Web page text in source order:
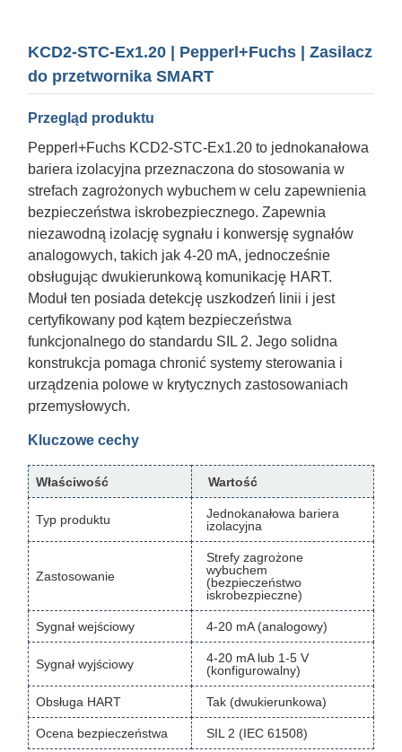
KCD2-STC-Ex1.20 | Pepperl+Fuchs | Zasilacz
do przetwornika SMART
Przegląd produktu
Pepperl+Fuchs KCD2-STC-Ex1.20 to jednokanałowa
bariera izolacyjna przeznaczona do stosowania w
strefach zagrożonych wybuchem w celu zapewnienia
bezpieczeństwa iskrobezpiecznego. Zapewnia
niezawodną izolację sygnału i konwersję sygnałów
analogowych, takich jak 4-20 mA, jednocześnie
obsługując dwukierunkową komunikację HART.
Moduł ten posiada detekcję uszkodzeń linii i jest
certyfikowany pod kątem bezpieczeństwa
funkcjonalnego do standardu SIL 2. Jego solidna
konstrukcja pomaga chronić systemy sterowania i
urządzenia polowe w krytycznych zastosowaniach
przemysłowych.
Kluczowe cechy
Właściwość Wartość
Typ produktu
Jednokanałowa bariera
izolacyjna
Zastosowanie
Strefy zagrożone
wybuchem
(bezpieczeństwo
iskrobezpieczne)
Sygnał wejściowy 4-20 mA (analogowy)
Sygnał wyjściowy
4-20 mA lub 1-5 V
(konfigurowalny)
Obsługa HART Tak (dwukierunkowa)
Ocena bezpieczeństwa SIL 2 (IEC 61508)